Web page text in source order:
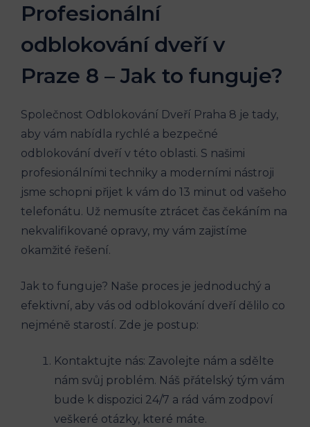
Profesionální
odblokování dveří v
Praze 8 – Jak to funguje?
Společnost Odblokování Dveří Praha 8 je tady,
aby vám nabídla rychlé a bezpečné
odblokování dveří v této oblasti. S našimi
profesionálními techniky a moderními nástroji
jsme schopni přijet k vám do 13 minut od vašeho
telefonátu. Už nemusíte ztrácet čas čekáním na
nekvalifikované opravy, my vám zajistíme
okamžité řešení.
Jak to funguje? Naše proces je jednoduchý a
efektivní, aby vás od odblokování dveří dělilo co
nejméně starostí. Zde je postup:
Kontaktujte nás: Zavolejte nám a sdělte
nám svůj problém. Náš přátelský tým vám
bude k dispozici 24/7 a rád vám zodpoví
veškeré otázky, které máte.